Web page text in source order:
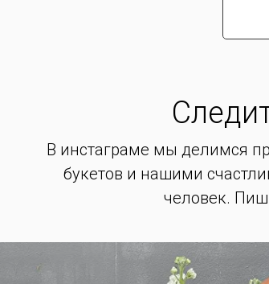
В инстаграме мы делимся
букетов и нашими
человек.